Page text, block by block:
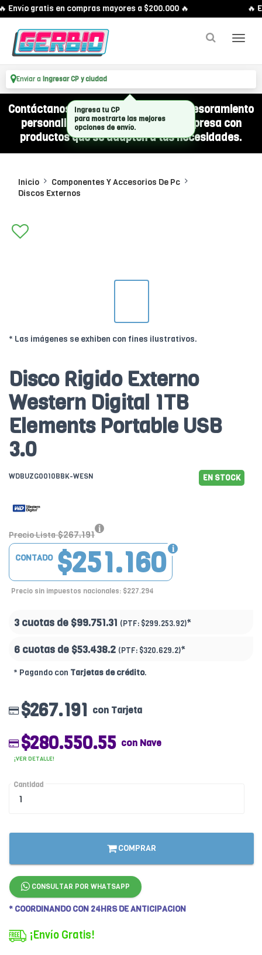
Envío gratis en compras mayores a $200.000 🔥 🔥
Enviar a Ingresar CP y ciudad
Contáctanos por WhatsApp y recibí asesoramiento
personalizado para equipar a tu empresa con
productos que se adapten a tus necesidades.
Inicio
Componentes Y Accesorios De Pc
Discos Externos
* Las imágenes se exhiben con fines ilustrativos.
Disco Rigido Externo
Western Digital 1TB
Elements Portable USB
3.0
WDBUZG0010BBK-WESN EN STOCK
Precio Lista $267.191
$251.160
CONTADO
Precio sin impuestos nacionales: $227.294
3 cuotas de $99.751.31 (PTF: $299.253.92)*
6 cuotas de $53.438.2 (PTF: $320.629.2)*
* Pagando con Tarjetas de crédito.
$267.191 con Tarjeta
$280.550.55 con Nave
¡VER DETALLE!
Cantidad
COMPRAR
CONSULTAR POR WHATSAPP
* COORDINANDO CON 24HRS DE ANTICIPACION
¡Envío Gratis!
Ingresa tu CP
para mostrarte las mejores
opciones de envío.